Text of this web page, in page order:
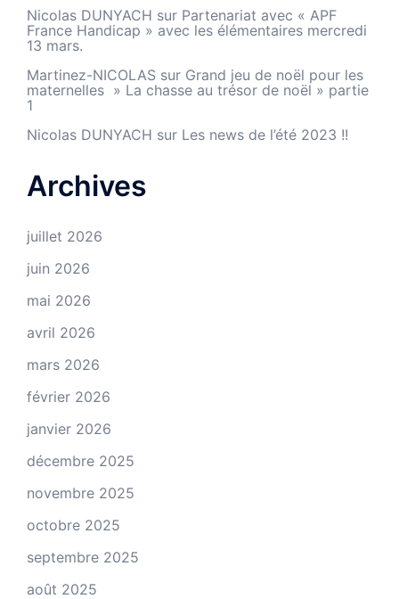
Nicolas DUNYACH sur Partenariat avec « APF
France Handicap » avec les élémentaires mercredi
13 mars.
Martinez-NICOLAS sur Grand jeu de noël pour les
maternelles » La chasse au trésor de noël » partie
1
Nicolas DUNYACH sur Les news de l’été 2023 !!
Archives
juillet 2026
juin 2026
mai 2026
avril 2026
mars 2026
février 2026
janvier 2026
décembre 2025
novembre 2025
octobre 2025
septembre 2025
août 2025